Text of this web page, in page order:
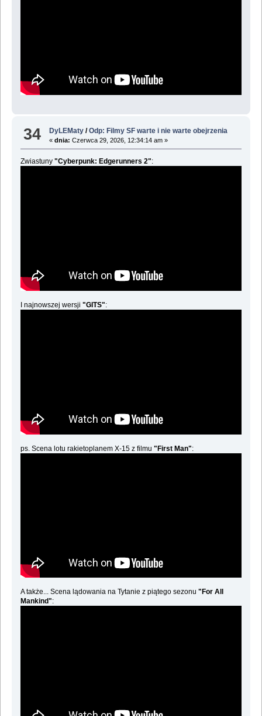
34 DyLEMaty /Odp: Filmy SF warte i nie warte obejrzenia
«dnia: Czerwca 29, 2026, 12:34:14 am »
Zwiastuny "Cyberpunk: Edgerunners 2":
I najnowszej wersji "GITS":
ps. Scena lotu rakietoplanem X-15 z filmu "First Man":
A także... Scena lądowania na Tytanie z piątego sezonu "For All
Mankind":